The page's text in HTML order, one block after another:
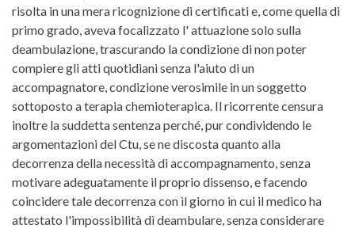
risolta in una mera ricognizione di certificati e, come quella di
primo grado, aveva focalizzato l' attuazione solo sulla
deambulazione, trascurando la condizione di non poter
compiere gli atti quotidiani senza l'aiuto di un
accompagnatore, condizione verosimile in un soggetto
sottoposto a terapia chemioterapica. Il ricorrente censura
inoltre la suddetta sentenza perché, pur condividendo le
argomentazioni del Ctu, se ne discosta quanto alla
decorrenza della necessità di accompagnamento, senza
motivare adeguatamente il proprio dissenso, e facendo
coincidere tale decorrenza con ìl giorno in cui il medico ha
attestato l'impossibilità dì deambulare, senza considerare